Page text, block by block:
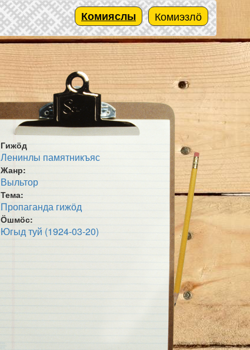
Комиэзлӧ
Комияслы
Гижӧд
Ленинлы памятникъяс
Жанр:
Выльтор
Тема:
Пропаганда гижӧд
Ӧшмӧс:
Югыд туй (1924-03-20)